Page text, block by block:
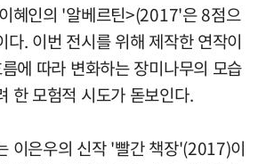
혜인의 '알베르틴>(2017'은 8점으
다. 이번 전시를 위해 제작한 연작이
에 따라 변화하는 장미나무의 모습
한 모험적 시도가 돋보인다.
이은우의 신작 '빨간 책장'(2017)이